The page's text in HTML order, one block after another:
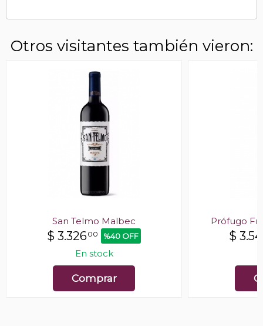
Otros visitantes también vieron:
San Telmo Malbec
$ 3.32600 %40 OFF
En stock
Comprar
Prófugo
$